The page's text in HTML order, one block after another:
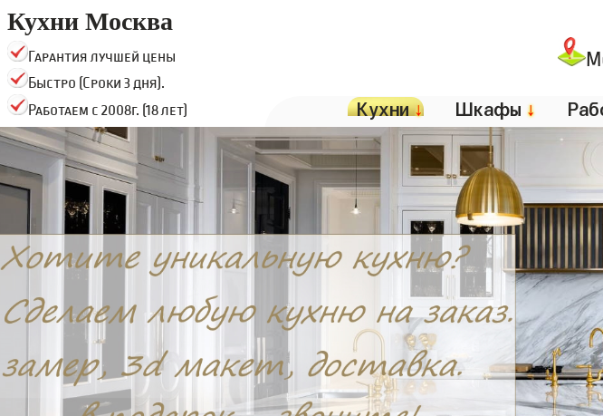
Кухни Москва
Гарантия лучшей цены
Быстро (Сроки 3 дня).
Работаем с 2008г. (18 лет)
Кухни↓ Шкафы ↓